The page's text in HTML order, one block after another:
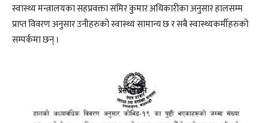
स्वास्थ्य मन्त्रालयका सहप्रवक्ता समिर कुमार अधिकारीका अनुसार हालसम्म
प्राप्त विवरण अनुसार उनीहरुको स्वास्थ्य सामान्य छ र सबै स्वास्थ्यकर्मीहरुको
सम्पर्कमा छन् ।